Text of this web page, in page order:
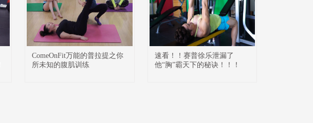
ComeOnFit万能的普拉提之你
所未知的腹肌训练
速看！！赛普徐乐泄漏了
他“胸”霸天下的秘诀！！！